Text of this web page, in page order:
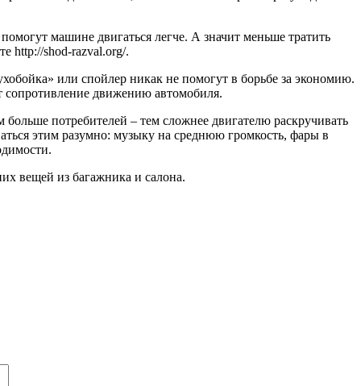
машине двигаться легче. А значит меньше тратить
http://shod-razval.org/.
или спойлер никак не помогут в борьбе за экономию.
сопротивление движению автомобиля.
больше потребителей – тем сложнее двигателю раскручивать
этим разумно: музыку на среднюю громкость, фары в
вещей из багажника и салона.